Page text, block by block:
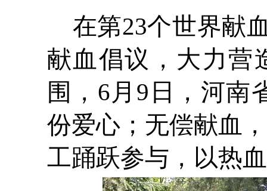
在第23个世界献
献血倡议，大力营
围，6月9日，河南
份爱心；无偿献血
工踊跃参与，以热